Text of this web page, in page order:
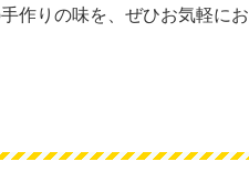
作りの味を、ぜひお気軽にお